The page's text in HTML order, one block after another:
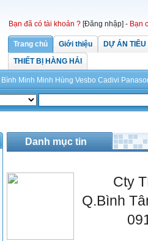
Bạn đã có tài khoản ? [Đăng nhập] - Bạn
Trang chủ Giới thiệu
DỰ ÁN
THIẾT BỊ HÀNG HẢI
Bình Minh Minh Hùng Vesbo Cadivi
Danh mục tin
Cty
Q.Bình